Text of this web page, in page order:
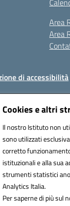
Cookies e altri
Il nostro Istituto non
sono utilizzati
corretto
istituzionali e alla sua
strumenti statistici
Analytics Italia.
Per saperne di più sul
Area
Area
di accessibilità